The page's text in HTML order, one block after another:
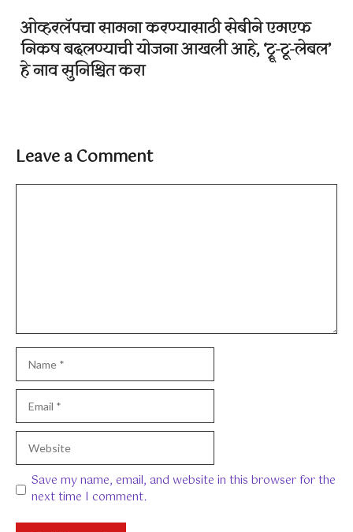
ओव्हरलॅपचा सामना करण्यासाठी सेबीने एमएफ
निकष बदलण्याची योजना आखली आहे, ‘ट्रू-टू-लेबल’
हे नाव सुनिश्चित करा
Leave a Comment
Comment
Name
Email
Website
Save my name, email, and website in this browser for the
next time I comment.